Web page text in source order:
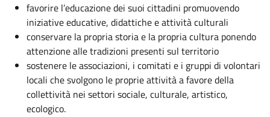
favorire l’educazione dei suoi cittadini promuovendo
iniziative educative, didattiche e attività culturali
conservare la propria storia e la propria cultura ponendo
attenzione alle tradizioni presenti sul territorio
sostenere le associazioni, i comitati e i gruppi di volontari
locali che svolgono le proprie attività a favore della
collettività nei settori sociale, culturale, artistico,
ecologico.